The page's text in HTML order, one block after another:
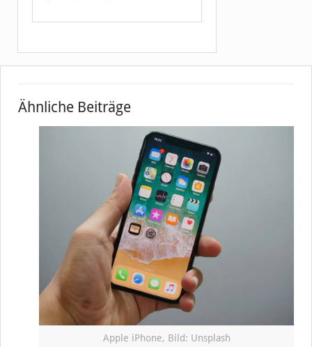
Ähnliche Beiträge
Apple iPhone, Bild: Unsplash